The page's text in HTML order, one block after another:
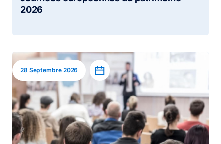
2026
Image
28 Septembre 2026 Ajouter à l’agenda